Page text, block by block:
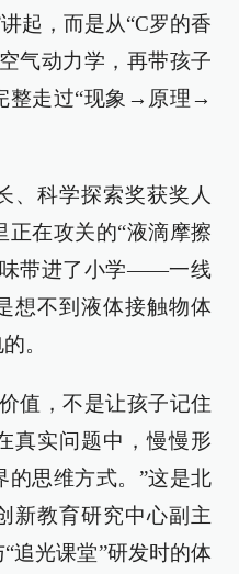
起，而是从“C罗的香
气动力学，再带孩子
整走过“现象→原理→
、科学探索奖获奖人
正在攻关的“液滴摩擦
味带进了小学——一线
想不到液体接触物体
。
值，不是让孩子记住
真实问题中，慢慢形
的思维方式。”这是北
新教育研究中心副主
追光课堂”研发时的体